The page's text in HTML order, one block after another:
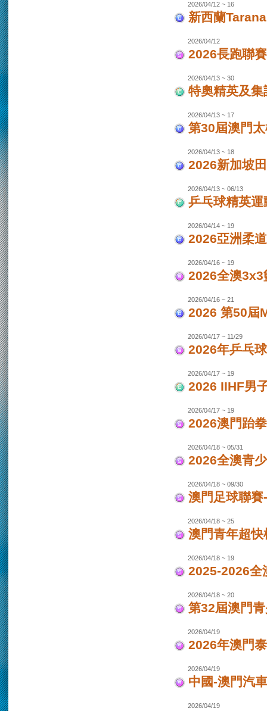
2026/04/12 ~ 16
新西蘭
2026/04/12
2026長跑聯
2026/04/13 ~ 30
特奧精英及
2026/04/13 ~ 17
第30屆澳門
2026/04/13 ~ 18
2026新加坡
2026/04/13 ~ 06/13
乒乓球精英
2026/04/14 ~ 19
2026亞洲柔
2026/04/16 ~ 19
2026全澳3x3
2026/04/16 ~ 21
2026 第50屆
2026/04/17 ~ 11/29
2026年乒乓
2026/04/17 ~ 19
2026 IIHF男
2026/04/17 ~ 19
2026澳門跆
2026/04/18 ~ 05/31
2026全澳青
2026/04/18 ~ 09/30
澳門足球聯
2026/04/18 ~ 25
澳門青年超快
2026/04/18 ~ 19
2025-2026全
2026/04/18 ~ 20
第32屆澳門
2026/04/19
2026年澳門
2026/04/19
中國-澳門汽
2026/04/19